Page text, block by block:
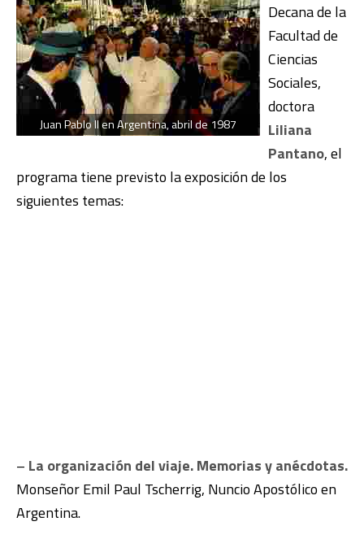
Juan Pablo II en Argentina, abril de 1987
Decana de la
Facultad de
Ciencias
Sociales,
doctora
Liliana
Pantano, el
programa tiene previsto la exposición de los
siguientes temas:
– La organización del viaje. Memorias y anécdotas.
Monseñor Emil Paul Tscherrig, Nuncio Apostólico en
Argentina.